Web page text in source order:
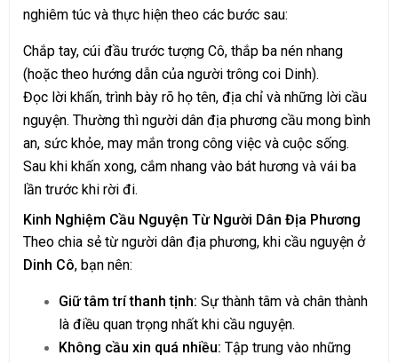
nghiêm túc và thực hiện theo các bước sau:
Chắp tay, cúi đầu trước tượng Cô, thắp ba nén nhang
(hoặc theo hướng dẫn của người trông coi Dinh).
Đọc lời khấn, trình bày rõ họ tên, địa chỉ và những lời cầu
nguyện. Thường thì người dân địa phương cầu mong bình
an, sức khỏe, may mắn trong công việc và cuộc sống.
Sau khi khấn xong, cắm nhang vào bát hương và vái ba
lần trước khi rời đi.
Kinh Nghiệm Cầu Nguyện Từ Người Dân Địa Phương
Theo chia sẻ từ người dân địa phương, khi cầu nguyện ở
Dinh Cô, bạn nên:
Giữ tâm trí thanh tịnh: Sự thành tâm và chân thành
là điều quan trọng nhất khi cầu nguyện.
Không cầu xin quá nhiều: Tập trung vào những